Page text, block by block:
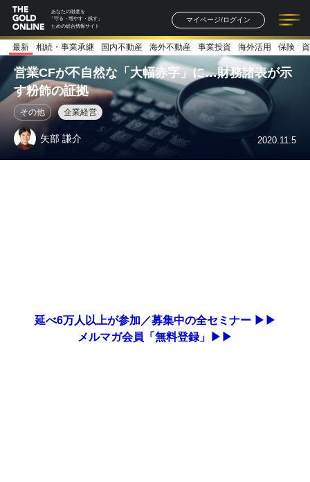
あなたの財産を
「守る・増やす・残す」
ための総合情報サイト
マイページ/ログイン
記事一覧 連載一覧
著者一覧 書籍一覧
最新 相続・事業承継 国内不動産 海外不動産 事業投資 海外活用 保険
営業CFが不自然な「大幅赤字」に…財務諸表が示
す粉飾の証拠
その他 企業経営
矢部 謙介 2020.11.5
延べ6万人以上が参加／募集中の全セミナー ▶▶
メルマガ会員「無料登録」▶▶